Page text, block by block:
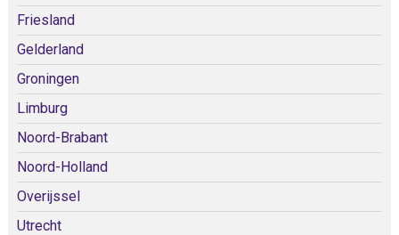
Friesland
Gelderland
Groningen
Limburg
Noord-Brabant
Noord-Holland
Overijssel
Utrecht